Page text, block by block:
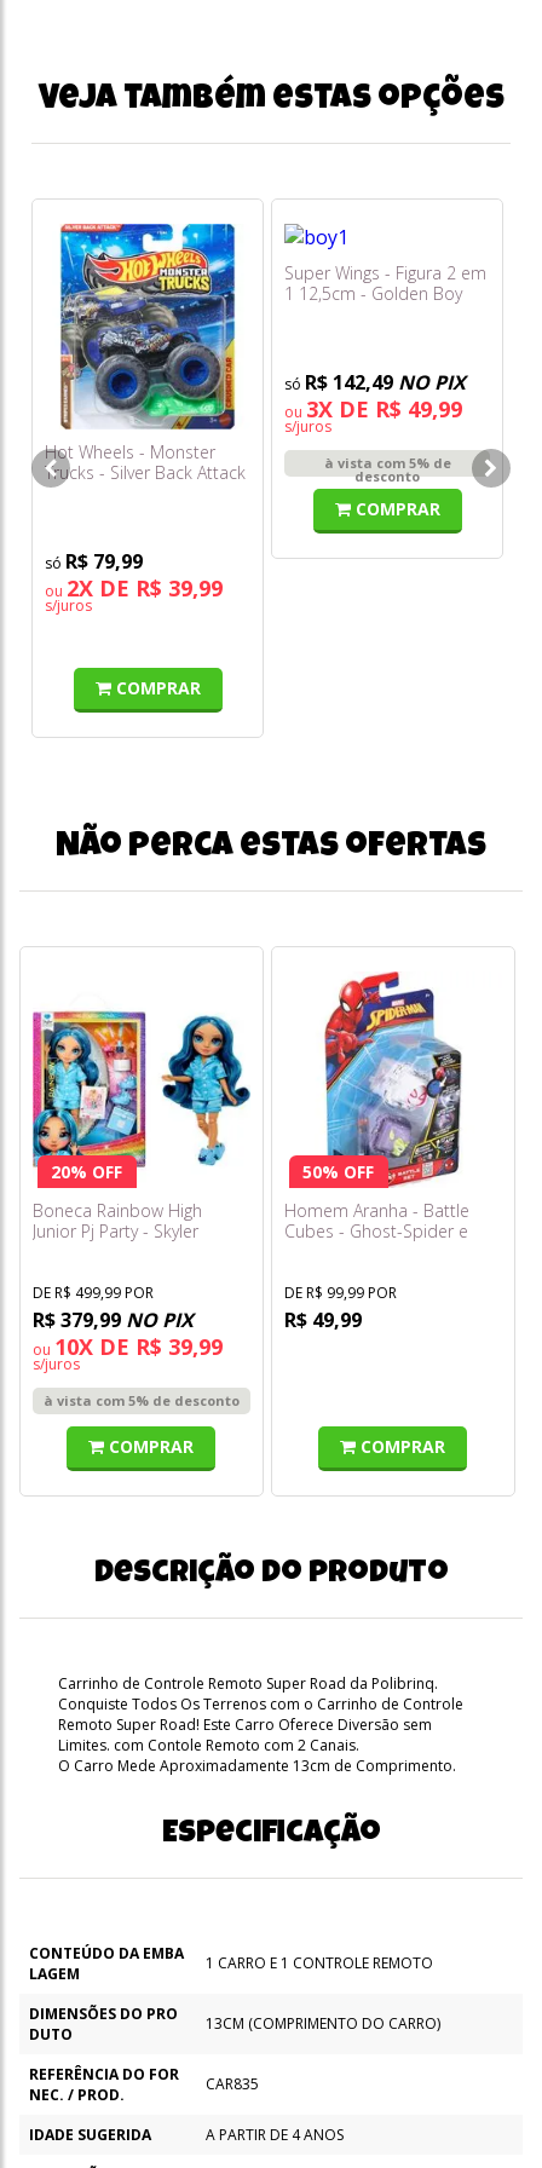
Veja também estas opções
Hot Wheels - Monster
Trucks - Silver Back Attack
Jhy67
R$ 79,99
ou 2X DE R$ 39,99
s/juros
COMPRAR
Super Wings - Figura 2 em
1 12,5cm - Golden Boy
R$ 142,49 NO PIX
ou 3X DE R$ 49,99
s/juros
à vista com 5% de
desconto
COMPRAR
Não perca estas ofertas
20% OFF
Boneca Rainbow High
Junior Pj Party - Skyler
DE R$ 499,99 POR
R$ 379,99 NO PIX
ou 10X DE R$ 39,99
s/juros
à vista com 5% de desconto
COMPRAR
50% OFF
Homem Aranha - Battle
Cubes - Ghost-Spider e
DE R$ 99,99 POR
R$ 49,99
COMPRAR
Descrição do produto
Carrinho de Controle Remoto Super Road da Polibrinq.
Conquiste Todos Os Terrenos com o Carrinho de Controle
Remoto Super Road! Este Carro Oferece Diversão sem
Limites. com Contole Remoto com 2 Canais.
O Carro Mede Aproximadamente 13cm de Comprimento.
Especificação
CONTEÚDO DA EMBA
LAGEM
1 CARRO E 1 CONTROLE REMOTO
DIMENSÕES DO PRO
DUTO
13CM (COMPRIMENTO DO CARRO)
REFERÊNCIA DO FOR
NEC. / PROD.
CAR835
IDADE SUGERIDA
A PARTIR DE 4 ANOS